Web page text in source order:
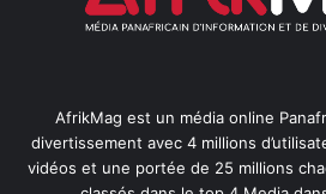
AfrikMag est un média online
divertissement avec 4 millions
vidéos et une portée de 25 millions